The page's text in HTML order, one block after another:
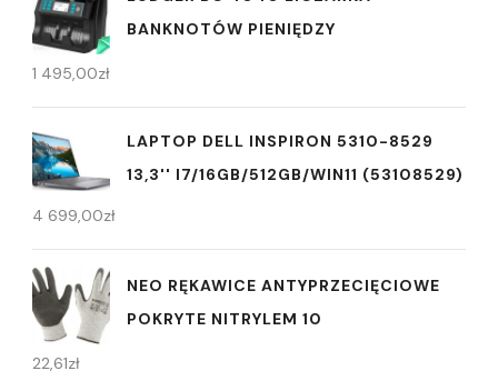
BANKNOTÓW PIENIĘDZY
1 495,00zł
LAPTOP DELL INSPIRON 5310-8529
13,3'' I7/16GB/512GB/WIN11 (53108529)
4 699,00zł
NEO RĘKAWICE ANTYPRZECIĘCIOWE
POKRYTE NITRYLEM 10
22,61zł